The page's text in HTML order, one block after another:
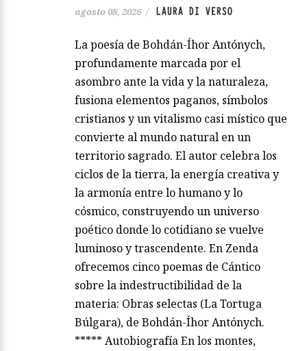
agosto 08, 2026 / LAURA DI VERSO
La poesía de Bohdán-Íhor Antónych,
profundamente marcada por el
asombro ante la vida y la naturaleza,
fusiona elementos paganos, símbolos
cristianos y un vitalismo casi místico que
convierte al mundo natural en un
territorio sagrado. El autor celebra los
ciclos de la tierra, la energía creativa y
la armonía entre lo humano y lo
cósmico, construyendo un universo
poético donde lo cotidiano se vuelve
luminoso y trascendente. En Zenda
ofrecemos cinco poemas de Cántico
sobre la indestructibilidad de la
materia: Obras selectas (La Tortuga
Búlgara), de Bohdán-Íhor Antónych.
***** Autobiografía En los montes,